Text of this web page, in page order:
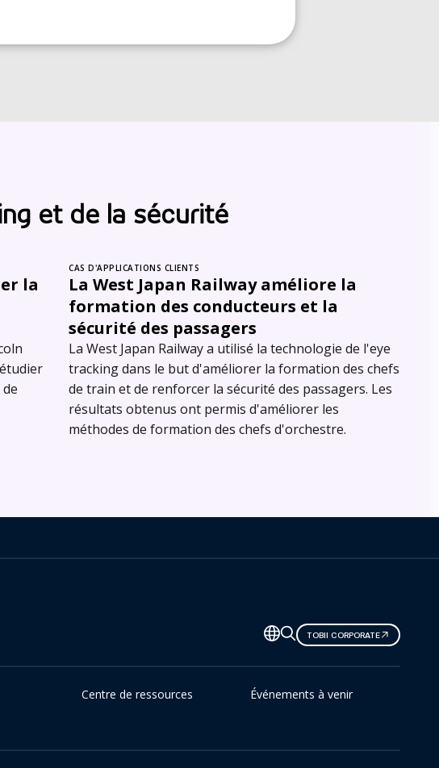
et de la sécurité
la
CAS D'APPLICATIONS CLIENTS
La West Japan Railway améliore la
formation des conducteurs et la
sécurité des passagers
La West Japan Railway a utilisé la technologie de l'eye
tracking dans le but d'améliorer la formation des chefs
de train et de renforcer la sécurité des passagers. Les
résultats obtenus ont permis d'améliorer les
méthodes de formation des chefs d'orchestre.
TOBII CORPORATE
Centre de ressources
Événements à venir